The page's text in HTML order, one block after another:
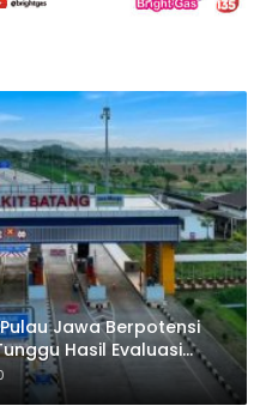
Jawa Berpotensi
Hasil Evaluasi